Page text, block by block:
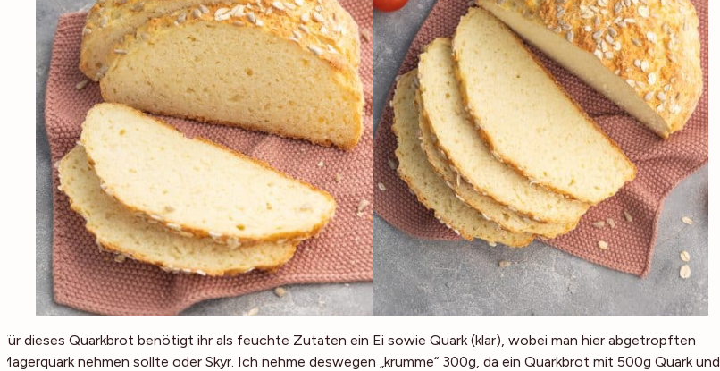
Für dieses Quarkbrot benötigt ihr als feuchte Zutaten ein Ei sowie Quark (klar), wobei man hier abgetropften
Magerquark nehmen sollte oder Skyr. Ich nehme deswegen „krumme“ 300g, da ein Quarkbrot mit 500g Quark und